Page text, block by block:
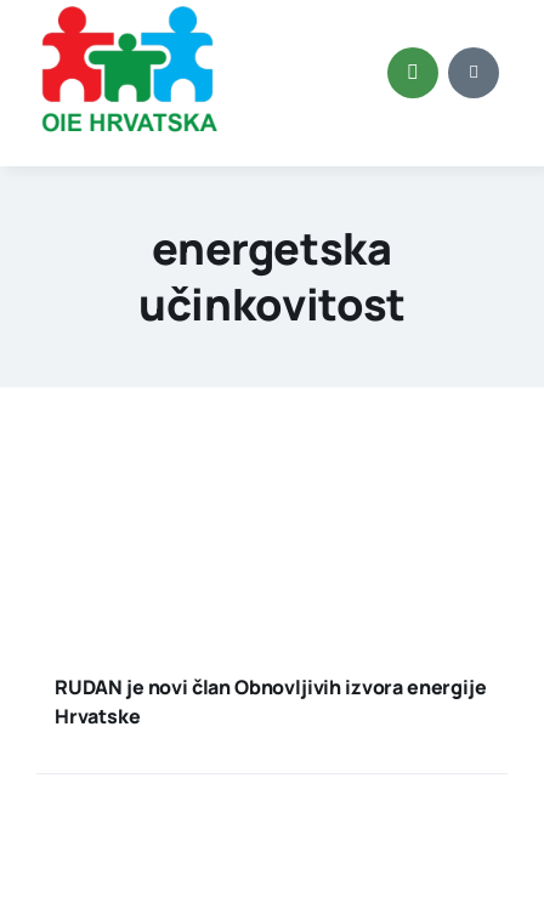
content
energetska
učinkovitost
RUDAN je novi član Obnovljivih izvora energije
Hrvatske